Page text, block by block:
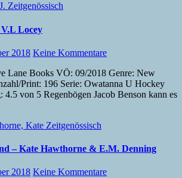
Zeitgenössisch
Locey
2018 Keine Kommentare
Print: 196 Serie: Owatanna U Hockey
von 5 Regenbögen Jacob Benson kann es
Kate Zeitgenössisch
– Kate Hawthorne & E.M. Denning
2018 Keine Kommentare